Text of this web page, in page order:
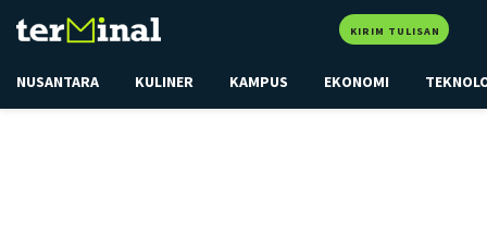
KIRIM TULISAN
NUSANTARA KULINER KAMPUS EKONOMI